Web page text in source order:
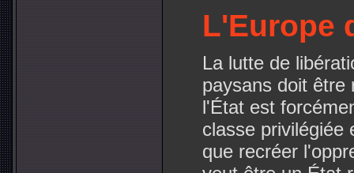
L'Europe
La lutte de
paysans doit être
l'État est
classe privilégiée
que recréer